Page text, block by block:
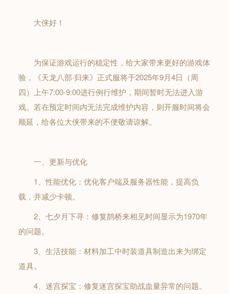
大侠好！
为保证游戏运行的稳定性，给大家带来更好的游戏体
验，《天龙八部·归来》正式服将于2025年9月4日（周
四）上午7:00-9:00进行例行维护，期间暂时无法进入游
戏。若在预定时间内无法完成维护内容，则开服时间将会
顺延，给各位大侠带来的不便敬请谅解。
一、更新与优化
1、性能优化：优化客户端及服务器性能，提高负
载，并减少卡顿。
2、七夕月下寻：修复鹊桥来相见时间显示为1970年
的问题。
3、生活技能：材料加工中时装道具制造出来为绑定
道具。
4、迷宫探宝：修复迷宫探宝助战血量异常的问题。